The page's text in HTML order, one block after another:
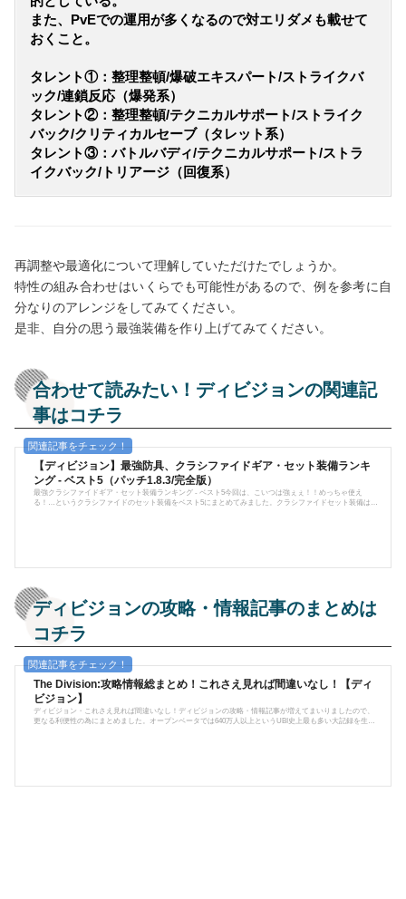
また、PvEでの運用が多くなるので対エリダメも載せて
おくこと。
タレント①：整理整頓/爆破エキスパート/ストライクバ
ック/連鎖反応（爆発系）
タレント②：整理整頓/テクニカルサポート/ストライク
バック/クリティカルセーブ（タレット系）
タレント③：バトルバディ/テクニカルサポート/ストラ
イクバック/トリアージ（回復系）
再調整や最適化について理解していただけたでしょうか。
特性の組み合わせはいくらでも可能性があるので、例を参考に自
分なりのアレンジをしてみてください。
是非、自分の思う最強装備を作り上げてみてください。
合わせて読みたい！ディビジョンの関連記
事はコチラ
【ディビジョン】最強防具、クラシファイドギア・セット装備ランキ
ング - ベスト5（パッチ1.8.3/完全版）
最強クラシファイドギア・セット装備ランキング - ベスト5今回は、こいつは強ぇぇ！！めっちゃ使え
る！…というクラシファイドのセット装備をベスト5にまとめてみました。クラシファイドセット装備はぶ
ディビジョンの攻略・情報記事のまとめは
コチラ
The Division:攻略情報総まとめ！これさえ見れば間違いなし！【ディ
ビジョン】
ディビジョン・これさえ見れば間違いなし！ディビジョンの攻略・情報記事が増えてまいりましたので、
更なる利便性の為にまとめました。オープンベータでは640万人以上というUBI史上最も多い大記録を生み